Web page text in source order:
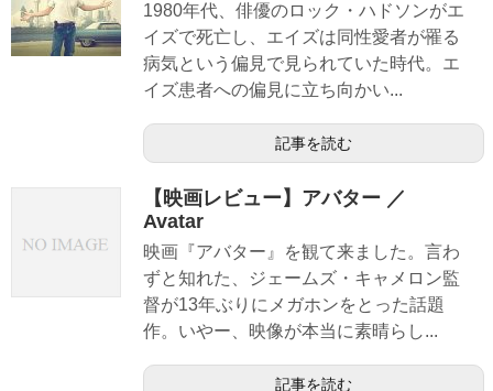
1980年代、俳優のロック・ハドソンがエ
イズで死亡し、エイズは同性愛者が罹る
病気という偏見で見られていた時代。エ
イズ患者への偏見に立ち向かい...
記事を読む
【映画レビュー】アバター ／
Avatar
映画『アバター』を観て来ました。言わ
ずと知れた、ジェームズ・キャメロン監
督が13年ぶりにメガホンをとった話題
作。いやー、映像が本当に素晴らし...
記事を読む